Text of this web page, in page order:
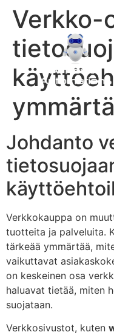
Verkko-
Johdanto
Verkkokauppa on
tuotteita ja palveluita.
tärkeää ymmärtää,
vaikuttavat
on keskeinen osa
haluavat tietää, miten
suojataan.
Verkkosivustot, kuten